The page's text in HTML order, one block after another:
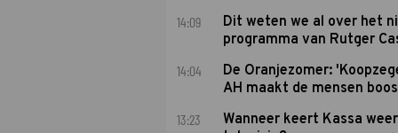
14:09
Dit weten we al over het
programma van Rutger
14:04
De Oranjezomer:
AH maakt de mensen
13:23
Wanneer keert Kassa